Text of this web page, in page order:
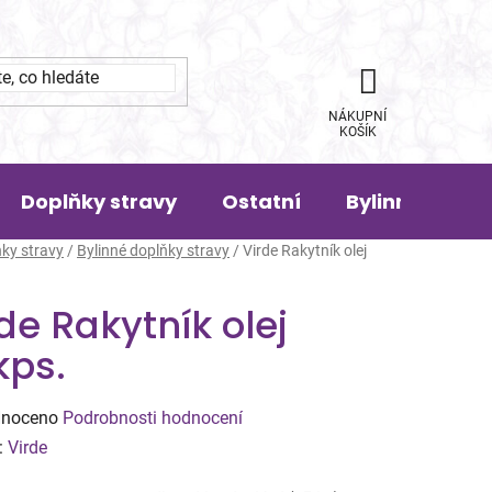
NÁKUPNÍ
KOŠÍK
Doplňky stravy Ostatní Bylinná
stravy / Bylinné doplňky stravy / Virde Rakytník olej
Rakytník olej
Podrobnosti hodnocení
Virde